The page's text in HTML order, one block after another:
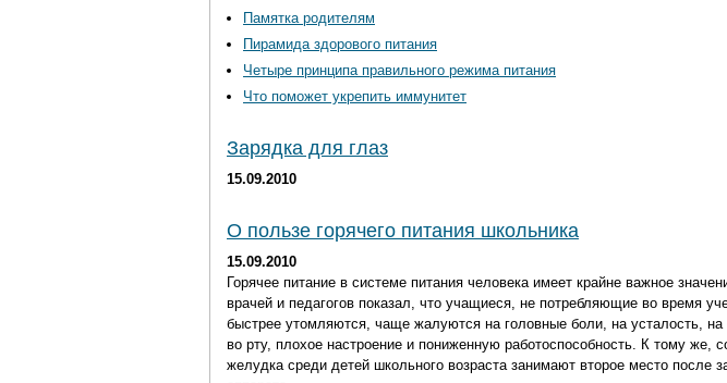
Памятка родителям
Пирамида здорового питания
Четыре принципа правильного режима питания
Что поможет укрепить иммунитет
Зарядка для глаз
15.09.2010
О пользе горячего питания школьника
15.09.2010
Горячее питание в системе питания человека имеет крайне важное
врачей и педагогов показал, что учащиеся, не потребляющие во время
быстрее утомляются, чаще жалуются на головные боли, на усталость,
во рту, плохое настроение и пониженную работоспособность. К тому же,
желудка среди детей школьного возраста занимают второе место после